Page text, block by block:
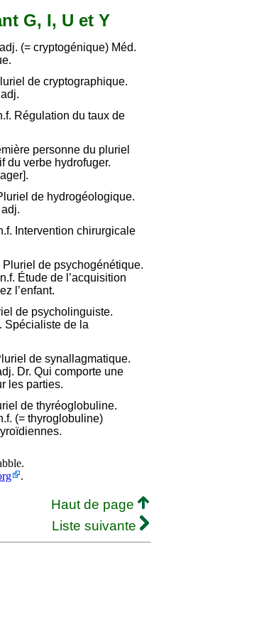
G, I, U et Y
adj. (= cryptogénique) Méd.
de cryptographique.
adj.
Régulation du taux de
personne du pluriel
du verbe hydrofuger.
de hydrogéologique.
adj.
Intervention chirurgicale
Pluriel de psychogénétique.
n.f. Étude de l’acquisition
l’enfant.
de psycholinguiste.
Spécialiste de la
de synallagmatique.
Dr. Qui comporte une
les parties.
de thyréoglobuline.
(= thyroglobuline)
.
Haut de page
Liste suivante